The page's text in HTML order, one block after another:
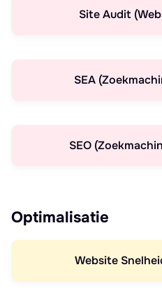
Site Audit
SEA
SEO
Optimalisatie
Website